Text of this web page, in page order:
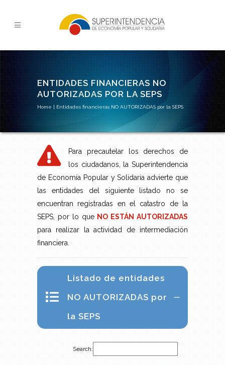
ENTIDADES FINANCIERAS NO
AUTORIZADAS POR LA SEPS
Home | Entidades financieras NO AUTORIZADAS por la SEPS
Para precautelar los derechos de
los ciudadanos, la Superintendencia
de Economía Popular y Solidaria advierte que
las entidades del siguiente listado no se
encuentran registradas en el catastro de la
SEPS, por lo que NO ESTÁN AUTORIZADAS
para realizar la actividad de intermediación
financiera.
Listado de entidades
NO AUTORIZADAS por
la SEPS
Search: